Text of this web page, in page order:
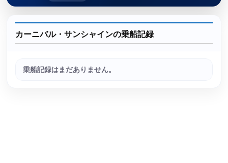
カーニバル・サンシャインの乗船記録
乗船記録はまだありません。